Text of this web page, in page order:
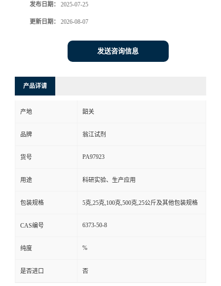
发布日期： 2025-07-25
更新日期： 2026-08-07
发送咨询信息
产品详请
产地 韶关
品牌 翁江试剂
货号 PA97923
用途 科研实验、生产应用
包装规格 5克,25克,100克,500克,25公斤及其他包装规格
CAS编号 6373-50-8
纯度 %
是否进口 否